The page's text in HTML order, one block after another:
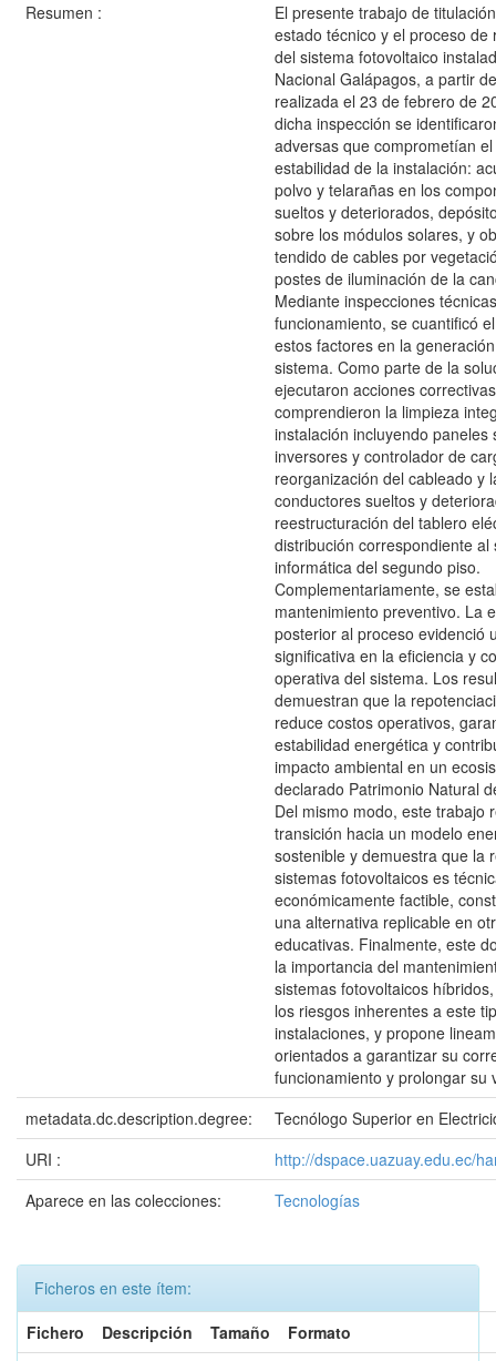
Resumen :
El presente trabajo de
estado técnico y el proceso de
del sistema fotovoltaico
Nacional Galápagos, a partir
realizada el 23 de febrero de
dicha inspección se
adversas que comprometían
estabilidad de la instalación:
polvo y telarañas en los
sueltos y deteriorados,
sobre los módulos solares, y
tendido de cables por
postes de iluminación de la
Mediante inspecciones
funcionamiento, se cuantificó
estos factores en la
sistema. Como parte de la
ejecutaron acciones
comprendieron la limpieza
instalación incluyendo paneles
inversores y controlador de
reorganización del cableado y
conductores sueltos y
reestructuración del tablero
distribución correspondiente al
informática del segundo piso.
Complementariamente, se
mantenimiento preventivo. La
posterior al proceso evidenció
significativa en la eficiencia y
operativa del sistema. Los
demuestran que la
reduce costos operativos,
estabilidad energética y
impacto ambiental en un
declarado Patrimonio Natural
Del mismo modo, este trabajo
transición hacia un modelo
sostenible y demuestra que la
sistemas fotovoltaicos es
económicamente factible,
una alternativa replicable en
educativas. Finalmente, este
la importancia del
sistemas fotovoltaicos
los riesgos inherentes a este
instalaciones, y propone
orientados a garantizar su
funcionamiento y prolongar su
metadata.dc.description.degree:
Tecnólogo Superior en
URI :
http://dspace.uazuay.edu.ec/
Aparece en las colecciones:
Tecnologías
Ficheros en este ítem:
Fichero
Descripción Tamaño
Formato